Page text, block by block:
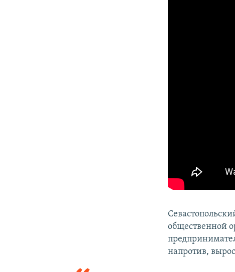
общественной
напротив,